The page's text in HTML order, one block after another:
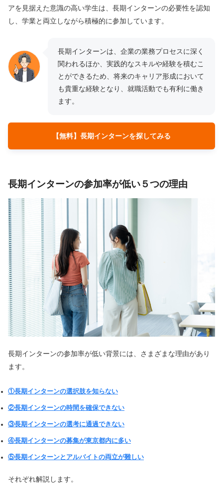
アを見据えた意識の高い学生は、長期インターンの必要性を認知
し、学業と両立しながら積極的に参加しています。
長期インターンは、企業の業務プロセスに深く
関われるほか、実践的なスキルや経験を積むこ
とができるため、将来のキャリア形成において
も貴重な経験となり、就職活動でも有利に働き
ます。
【無料】長期インターンを探してみる
長期インターンの参加率が低い５つの理由
長期インターンの参加率が低い背景には、さまざまな理由があり
ます。
①長期インターンの選択肢を知らない
②長期インターンの時間を確保できない
③長期インターンの選考に通過できない
④長期インターンの募集が東京都内に多い
⑤長期インターンとアルバイトの両立が難しい
それぞれ解説します。